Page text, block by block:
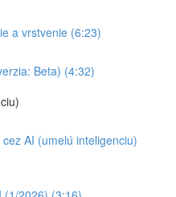
a vrstvenie (6:23)
Beta) (4:32)
AI (umelú inteligenciu)